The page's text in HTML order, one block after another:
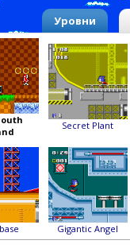
Уровни
Secret Plant
Gigantic Angel